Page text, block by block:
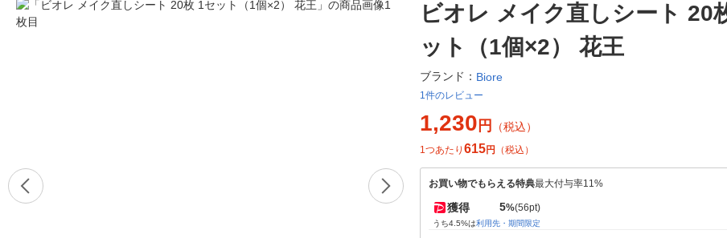
ビオレ メイク直しシート 20
ット（1個×2） 花王
ブランド： Biore
1件のレビュー
1,230 円 （税込）
1つあたり 615円 （税込）
お買い物でもらえる特典最大付与率11%
獲得 5%(56pt)
うち4.5%は利用先・期間限定